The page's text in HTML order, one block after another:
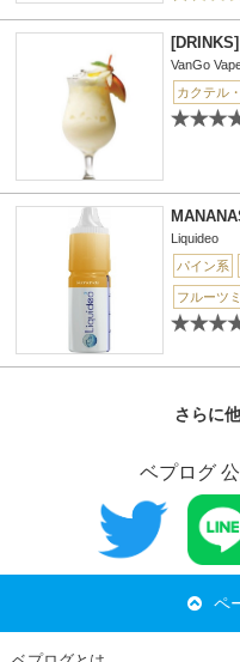
VanGo
カクテル
Liquideo
パイン系
フルーツ
さらに
ベプログ
ペ